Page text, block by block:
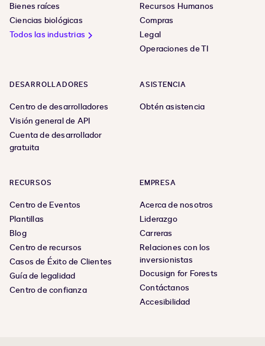
Bienes raíces
Ciencias biológicas
Todos las industrias
Recursos Humanos
Compras
Legal
Operaciones de TI
DESARROLLADORES
Centro de desarrolladores
Visión general de API
Cuenta de desarrollador
gratuita
ASISTENCIA
Obtén asistencia
RECURSOS
Centro de Eventos
Plantillas
Blog
Centro de recursos
Casos de Éxito de Clientes
Guía de legalidad
Centro de confianza
EMPRESA
Acerca de nosotros
Liderazgo
Carreras
Relaciones con los
inversionistas
Docusign for Forests
Contáctanos
Accesibilidad